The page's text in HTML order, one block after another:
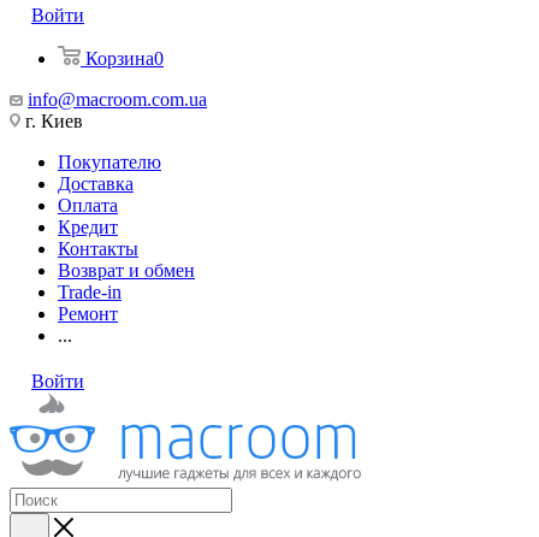
Войти
Корзина0
info@macroom.com.ua
г. Киев
Покупателю
Доставка
Оплата
Кредит
Контакты
Возврат и обмен
Trade-in
Ремонт
...
Войти